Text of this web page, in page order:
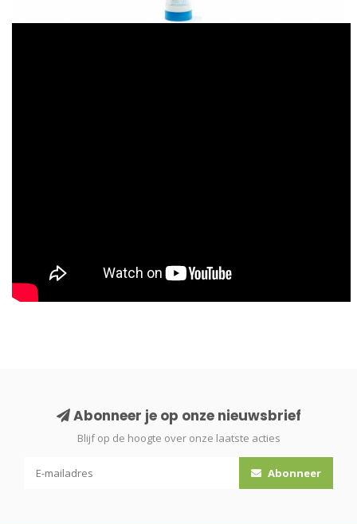
Abonneer je op onze nieuwsbrief
Blijf op de hoogte over onze laatste acties
Abonneer